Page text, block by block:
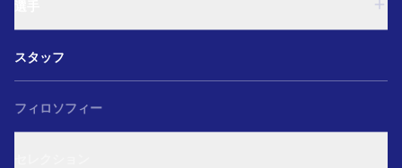
ガールズU-15
和歌山U-15
ガールズU-15
U-18
和歌山U-15
スタッフ
フィロソフィー